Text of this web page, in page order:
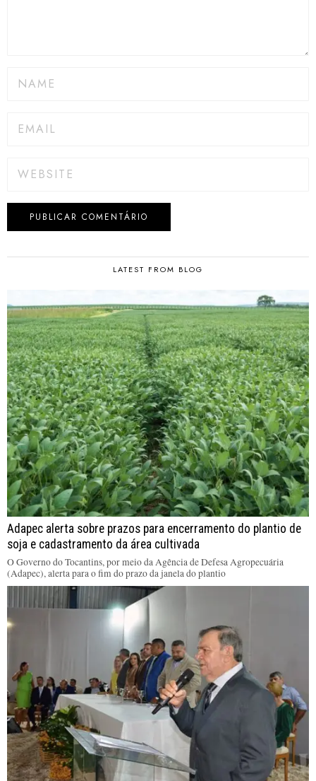
LATEST FROM BLOG
Adapec alerta sobre prazos para encerramento do plantio de
soja e cadastramento da área cultivada
O Governo do Tocantins, por meio da Agência de Defesa Agropecuária
(Adapec), alerta para o fim do prazo da janela do plantio